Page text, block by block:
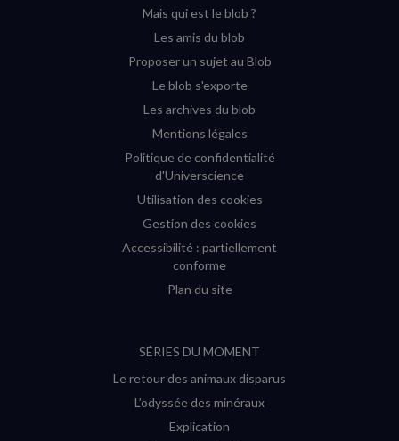
Mais qui est le blob ?
Les amis du blob
Proposer un sujet au Blob
Le blob s'exporte
Les archives du blob
Mentions légales
Politique de confidentialité
d'Universcience
Utilisation des cookies
Gestion des cookies
Accessibilité : partiellement
conforme
Plan du site
SÉRIES DU MOMENT
Le retour des animaux disparus
L’odyssée des minéraux
Explication